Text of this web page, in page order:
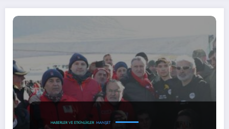
HABERLER VE ETKINLIKLER MANŞET